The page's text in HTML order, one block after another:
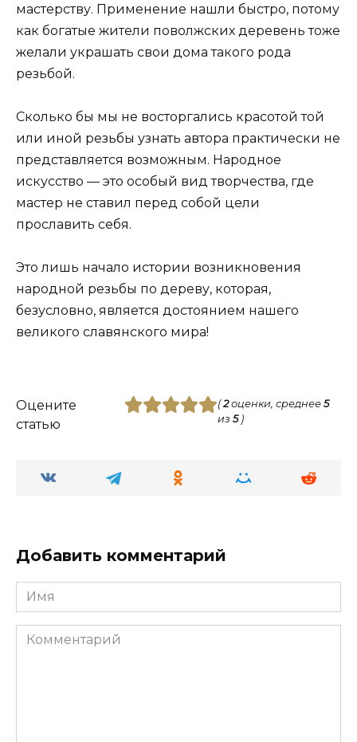
мастерству. Применение нашли быстро, потому
как богатые жители поволжских деревень тоже
желали украшать свои дома такого рода
резьбой.
Сколько бы мы не восторгались красотой той
или иной резьбы узнать автора практически не
представляется возможным. Народное
искусство — это особый вид творчества, где
мастер не ставил перед собой цели
прославить себя.
Это лишь начало истории возникновения
народной резьбы по дереву, которая,
безусловно, является достоянием нашего
великого славянского мира!
Оцените
статью
(2оценки, среднее 5
из 5)
Добавить комментарий
Имя
Комментарий